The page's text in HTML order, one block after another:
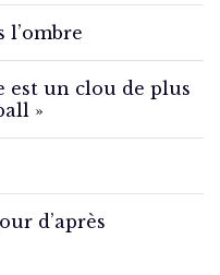
l’ombre
est un clou de plus
»
d’après